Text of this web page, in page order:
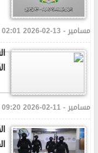
مسامير - 13-02-2026 02:01 PM
مسامير - 11-02-2026 09:20 PM